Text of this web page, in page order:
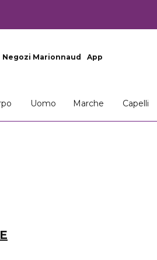
Negozi Marionnaud App
Uomo Marche Capelli